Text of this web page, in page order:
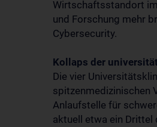
Wirtschaftsstandort
und Forschung mehr
Cybersecurity.
Kollaps der
Die vier
spitzenmedizinischen
Anlaufstelle für
aktuell etwa ein Drittel